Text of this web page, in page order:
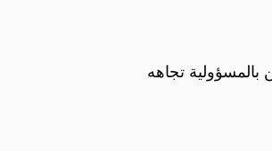
بالمسؤولية تجاهه